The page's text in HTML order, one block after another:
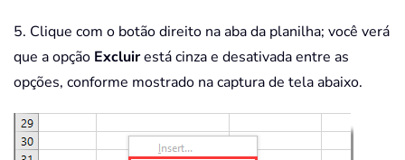
5. Clique com o botão direito na aba da planilha; você verá
que a opção Excluirestá cinza e desativada entre as
opções, conforme mostrado na captura de tela abaixo.